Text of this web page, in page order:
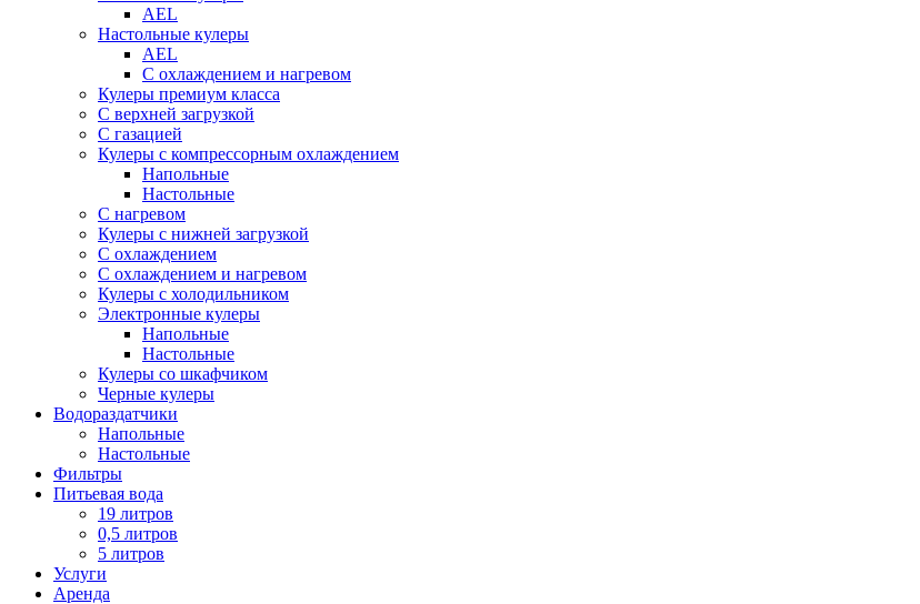
AEL
Настольные кулеры
AEL
С охлаждением и нагревом
Кулеры премиум класса
С верхней загрузкой
С газацией
Кулеры с компрессорным охлаждением
Напольные
Настольные
С нагревом
Кулеры с нижней загрузкой
С охлаждением
С охлаждением и нагревом
Кулеры с холодильником
Электронные кулеры
Напольные
Настольные
Кулеры со шкафчиком
Черные кулеры
Водораздатчики
Напольные
Настольные
Фильтры
Питьевая вода
19 литров
0,5 литров
5 литров
Услуги
Аренда